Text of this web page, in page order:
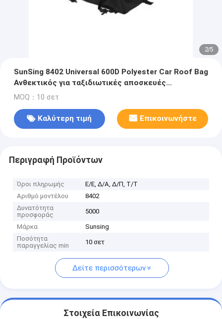
2/5
SunSing 8402 Universal 600D Polyester Car Roof Bag
Ανθεκτικός για ταξιδιωτικές αποσκευές
Χρησιμοποιείται για τοίχους αυτοκινήτων
MOQ：10 σετ
Καλύτερη τιμή Επικοινωνήστε
Περιγραφή Προϊόντων
Όροι πληρωμής
Ε/Ε, Δ/Α, Δ/Π, Τ/Τ
Αριθμό μοντέλου
8402
Δυνατότητα
προσφοράς
5000
Μάρκα
Sunsing
Ποσότητα
παραγγελίας min
10 σετ
Δείτε περισσότερων
Στοιχεία Επικοινωνίας